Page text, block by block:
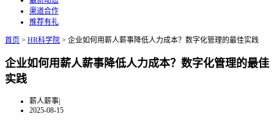
渠道合作
推荐有礼
首页 > HR科学院 > 企业如何用薪人薪事降低人力成本？数字化管理的最佳实践
企业如何用薪人薪事降低人力成本？数字化管理的最佳
实践
薪人薪事|
2025-08-15